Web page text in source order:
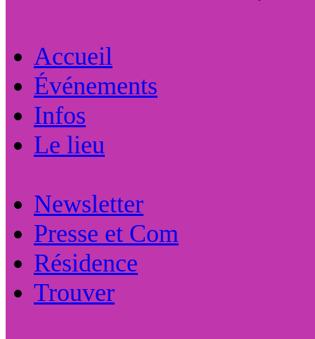
Accueil
Événements
Infos
Le lieu
Newsletter
Presse et Com
Résidence
Trouver